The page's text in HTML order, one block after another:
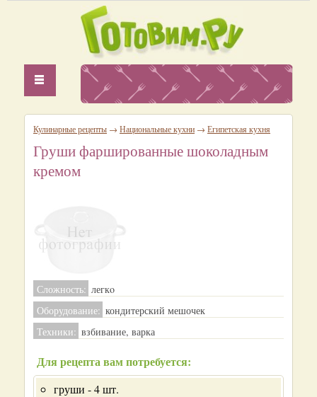
Кулинарные рецепты → Национальные кухни → Египетская кухня
Груши фаршированные шоколадным
кремом
Сложность: легкo
Оборудование: кондитерский мешочек
Техники: взбивание, варка
Для рецепта вам потребуется:
груши - 4 шт.